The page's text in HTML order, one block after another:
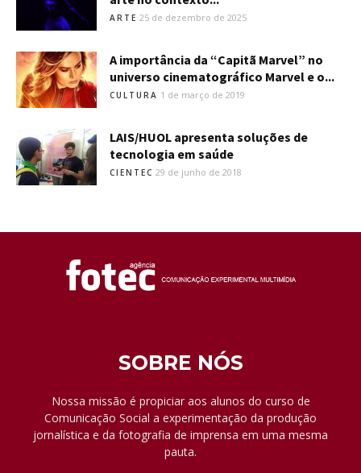
ARTE 25 de dezembro de 2025
A importância da “Capitã Marvel” no
universo cinematográfico Marvel e o...
CULTURA 1 de março de 2019
LAIS/HUOL apresenta soluções de
tecnologia em saúde
CIENTEC 29 de junho de 2018
SOBRE NÓS
Nossa missão é propiciar aos alunos do curso de
Comunicação Social a experimentação da produção
jornalística e da fotografia de imprensa em uma mesma
pauta.